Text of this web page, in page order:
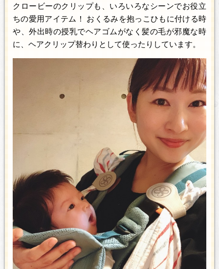
クロービーのクリップも、いろいろなシーンでお役立
ちの愛用アイテム！ おくるみを抱っこひもに付ける時
や、外出時の授乳でヘアゴムがなく髪の毛が邪魔な時
に、ヘアクリップ替わりとして使ったりしています。